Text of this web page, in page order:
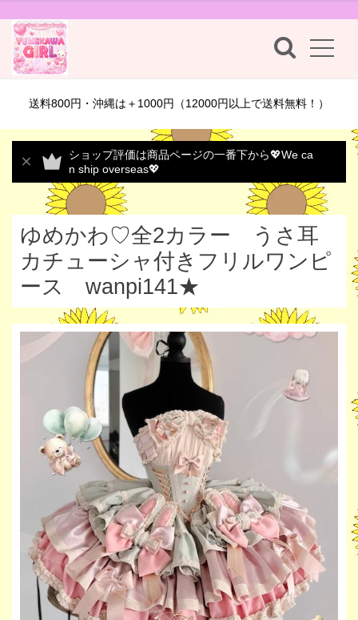
送料800円・沖縄は＋1000円（12000円以上で送料無料！）
ショップ評価は商品ページの一番下から💖We ca
n ship overseas💖
ゆめかわ♡全2カラー うさ耳
カチューシャ付きフリルワンピ
ース wanpi141★